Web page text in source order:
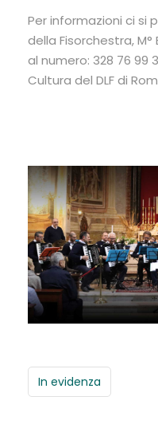
Per informazioni ci si
della Fisorchestra,
al numero: 328 76 99
Cultura del DLF di
In evidenza